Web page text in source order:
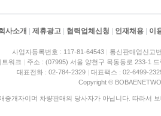
사소개 제휴광고 협력업체신청 인재채용 이
사업자등록번호 : 117-81-64543 | 통신판매업신고
트워크 | 주소 : (07995) 서울 양천구 목동동로 233-1
대표전화 : 02-784-2329 | 대표팩스 : 02-6499-
Copyright ©
중개자이며 차량판매의 당사자가 아닙니다. 따라서